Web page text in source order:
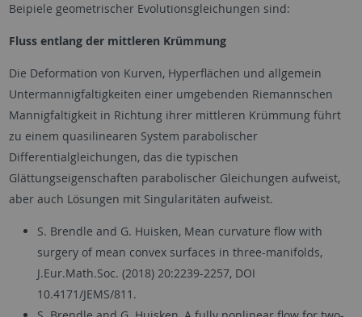
Beipiele geometrischer Evolutionsgleichungen sind:
Fluss entlang der mittleren Krümmung
Die Deformation von Kurven, Hyperflächen und allgemein
Untermannigfaltigkeiten einer umgebenden Riemannschen
Mannigfaltigkeit in Richtung ihrer mittleren Krümmung führt
zu einem quasilinearen System parabolischer
Differentialgleichungen, das die typischen
Glättungseigenschaften parabolischer Gleichungen aufweist,
aber auch Lösungen mit Singularitäten aufweist.
S. Brendle and G. Huisken, Mean curvature flow with
surgery of mean convex surfaces in three-manifolds,
J.Eur.Math.Soc. (2018) 20:2239-2257, DOI
10.4171/JEMS/811.